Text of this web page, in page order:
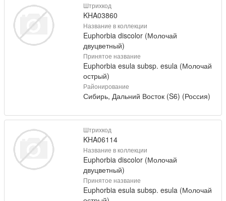
Штрихкод
KHA03860
Название в коллекции
Euphorbia discolor (Молочай
двуцветный)
Принятое название
Euphorbia esula subsp. esula (Молочай
острый)
Районирование
Сибирь, Дальний Восток (S6) (Россия)
Штрихкод
KHA06114
Название в коллекции
Euphorbia discolor (Молочай
двуцветный)
Принятое название
Euphorbia esula subsp. esula (Молочай